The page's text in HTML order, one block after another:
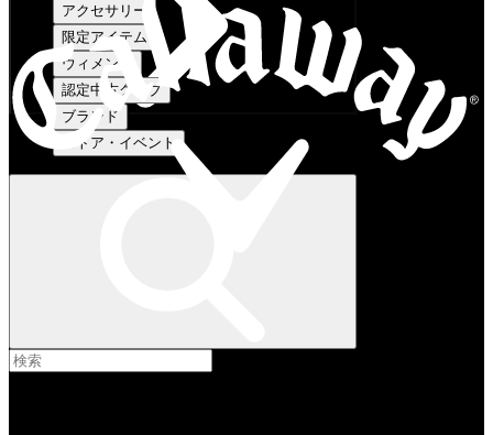
アクセサリー
限定アイテム
ウィメンズ
認定中古クラブ
ブランド
ストア・イベント